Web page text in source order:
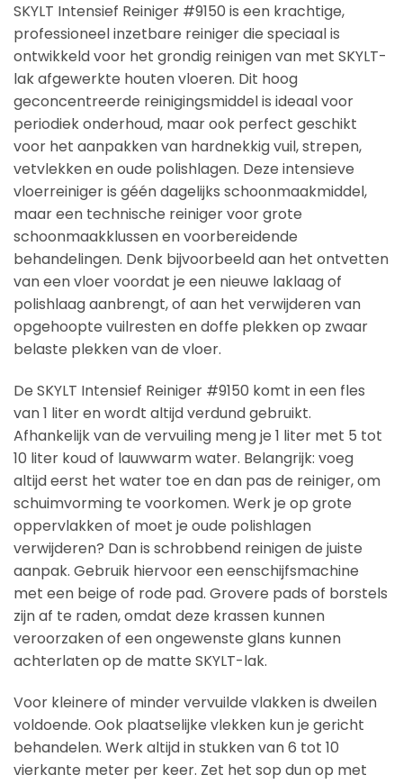
SKYLT Intensief Reiniger #9150 is een krachtige,
professioneel inzetbare reiniger die speciaal is
ontwikkeld voor het grondig reinigen van met SKYLT-
lak afgewerkte houten vloeren. Dit hoog
geconcentreerde reinigingsmiddel is ideaal voor
periodiek onderhoud, maar ook perfect geschikt
voor het aanpakken van hardnekkig vuil, strepen,
vetvlekken en oude polishlagen. Deze intensieve
vloerreiniger is géén dagelijks schoonmaakmiddel,
maar een technische reiniger voor grote
schoonmaakklussen en voorbereidende
behandelingen. Denk bijvoorbeeld aan het ontvetten
van een vloer voordat je een nieuwe laklaag of
polishlaag aanbrengt, of aan het verwijderen van
opgehoopte vuilresten en doffe plekken op zwaar
belaste plekken van de vloer.
De SKYLT Intensief Reiniger #9150 komt in een fles
van 1 liter en wordt altijd verdund gebruikt.
Afhankelijk van de vervuiling meng je 1 liter met 5 tot
10 liter koud of lauwwarm water. Belangrijk: voeg
altijd eerst het water toe en dan pas de reiniger, om
schuimvorming te voorkomen. Werk je op grote
oppervlakken of moet je oude polishlagen
verwijderen? Dan is schrobbend reinigen de juiste
aanpak. Gebruik hiervoor een eenschijfsmachine
met een beige of rode pad. Grovere pads of borstels
zijn af te raden, omdat deze krassen kunnen
veroorzaken of een ongewenste glans kunnen
achterlaten op de matte SKYLT-lak.
Voor kleinere of minder vervuilde vlakken is dweilen
voldoende. Ook plaatselijke vlekken kun je gericht
behandelen. Werk altijd in stukken van 6 tot 10
vierkante meter per keer. Zet het sop dun op met